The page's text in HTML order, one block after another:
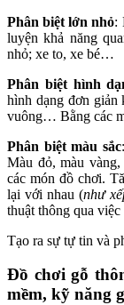
Phân biệt lớn nhỏ:
luyện khả năng
nhỏ; xe to, xe bé…
Phân biệt hình
hình dạng đơn giản
vuông… Bằng các
Phân biệt màu sắc
Màu đỏ, màu
các món đồ chơi.
lại với nhau (như
thuật thông qua
Tạo ra sự tự tin và
Đồ chơi gỗ
mềm, kỹ năng